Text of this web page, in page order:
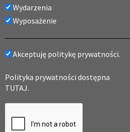
Wydarzenia
Wyposażenie
Akceptuję politykę prywatności.
Polityka prywatności dostępna
TUTAJ.